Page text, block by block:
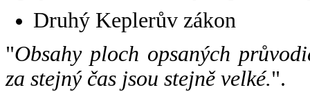
Druhý Keplerův zákon
"Obsahy ploch opsaných
za stejný čas jsou stejně velké.".